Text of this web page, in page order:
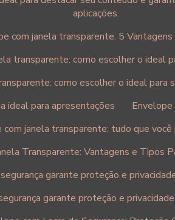
aplicações.
com janela transparente: 5
transparente: como escolher o ideal
como escolher o ideal para
ideal para apresentações
com janela transparente: tudo que você
Transparente: Vantagens e Tipos
garante proteção e
garante proteção e